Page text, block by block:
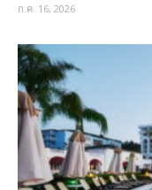
ก.ค. 16, 2026